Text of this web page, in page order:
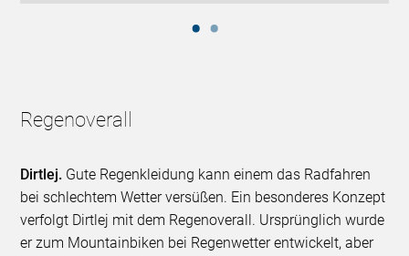
Regenoverall
Dirtlej. Gute Regenkleidung kann einem das Radfahren
bei schlechtem Wetter versüßen. Ein besonderes Konzept
verfolgt Dirtlej mit dem Regenoverall. Ursprünglich wurde
er zum Mountainbiken bei Regenwetter entwickelt, aber